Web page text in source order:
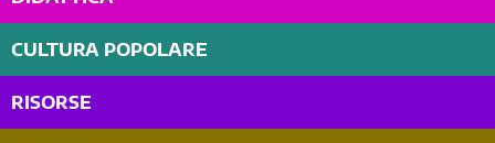
CULTURA POPOLARE
RISORSE